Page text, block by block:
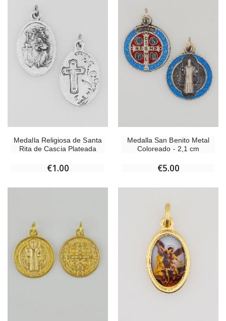
Medalla Religiosa de Santa
Rita de Cascia Plateada
€1.00
Medalla San Benito Metal
Coloreado - 2,1 cm
€5.00